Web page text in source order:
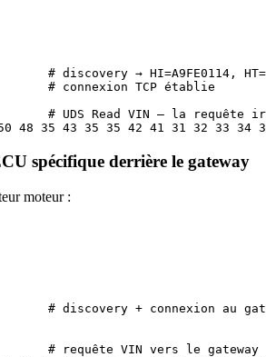
# discovery → HI=A9FE0114,
# connexion TCP établie
# UDS Read VIN — la requête
spécifique derrière le gateway
moteur :
# discovery + connexion au
# requête VIN vers le gateway